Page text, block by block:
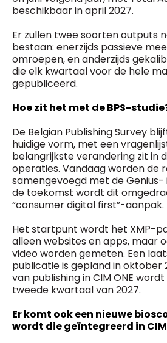
beschikbaar in april 2027.
Er zullen twee soorten outputs
bestaan: enerzijds passieve
omroepen, en anderzijds
die elk kwartaal voor de hele
gepubliceerd.
Hoe zit het met de BPS-
De Belgian Publishing Survey
huidige vorm, met een
belangrijkste verandering zit in
operaties. Vandaag worden de
samengevoegd met de
de toekomst wordt dit
“consumer digital first”-aanpak.
Het startpunt wordt het XMP-
alleen websites en apps, maar
video worden gemeten. Een
publicatie is gepland in oktober
van publishing in CIM ONE
tweede kwartaal van 2027.
Er komt ook een nieuwe
wordt die geïntegreerd in CIM